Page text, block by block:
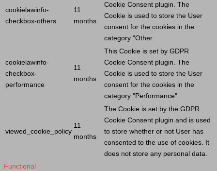
cookielawinfo-
checkbox-others
11
months
Cookie Consent plugin. The
Cookie is used to store the User
consent for the cookies in the
category "Other.
cookielawinfo-
checkbox-
performance
11
months
This Cookie is set by GDPR
Cookie Consent plugin. The
Cookie is used to store the User
consent for the cookies in the
category "Performance".
viewed_cookie_policy
11
months
The Cookie is set by the GDPR
Cookie Consent plugin and is used
to store whether or not User has
consented to the use of cookies. It
does not store any personal data.
Functional